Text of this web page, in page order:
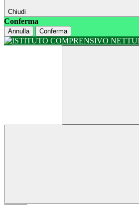
Chiudi
Conferma
Annulla Conferma